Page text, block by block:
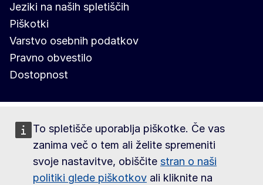
To spletišče uporablja piškotke. Če vas
zanima več o tem ali želite spremeniti
svoje nastavitve, obiščite stran o naši
politiki glede piškotkov ali kliknite na
Jeziki na naših spletiščih
Piškotki
Varstvo osebnih podatkov
Pravno obvestilo
Dostopnost